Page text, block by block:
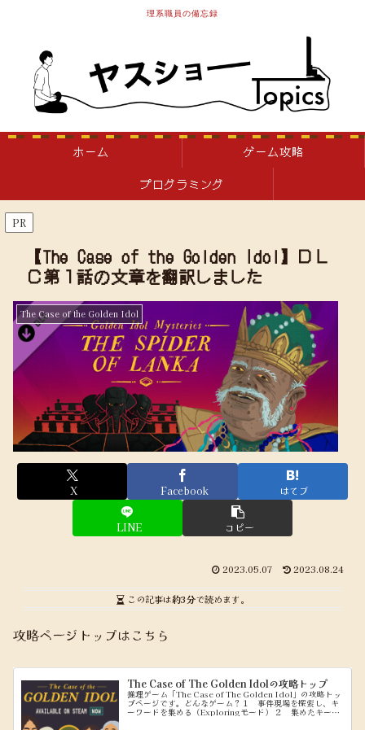
理系職員の備忘録
ホーム
ゲーム攻略
プログラミング
PR
【The Case of the Golden Idol】ＤＬ
Ｃ第１話の文章を翻訳しました
The Case of the Golden Idol
X Facebook はてブ
LINE コピー
2023.05.07 2023.08.24
この記事は約3分で読めます。
攻略ページトップはこちら
The Case of The Golden Idolの攻略トップ
推理ゲーム「The Case of The Golden Idol」の攻略トッ
プページです。どんなゲーム？１ 事件現場を探索し、キ
ーワードを集める（Exploringモード） ２ 集めたキーワ